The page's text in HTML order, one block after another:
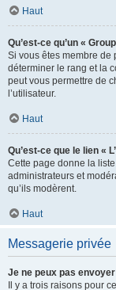
Haut
Qu’est-ce qu’un «
Si vous êtes membre de
déterminer le rang et la
peut vous permettre de
l’utilisateur.
Haut
Qu’est-ce que le lien «
Cette page donne la
administrateurs et
qu’ils modèrent.
Haut
Messagerie privée
Je ne peux pas
Il y a trois raisons pour